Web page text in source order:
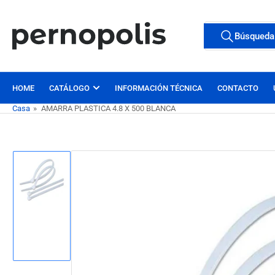
contenido
Todas las
Buscar
productosBúsqueda
HOME CATÁLOGO INFORMACIÓN TÉCNICA CONTACTO
Casa » AMARRA PLASTICA 4.8 X 500 BLANCA
información